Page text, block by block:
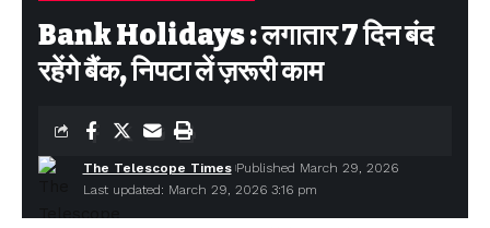
Bank Holidays : लगातार 7 दिन बंद
रहेंगे बैंक, निपटा लें ज़रूरी काम
Last updated: March 29, 2026 3:16 pm
The Telescope Times Published March 29, 2026